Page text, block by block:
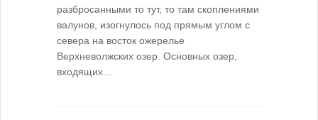
разбросанными то тут, то там скоплениями
валунов, изогнулось под прямым углом с
севера на восток ожерелье
Верхневолжских озер. Основных озер,
входящих...